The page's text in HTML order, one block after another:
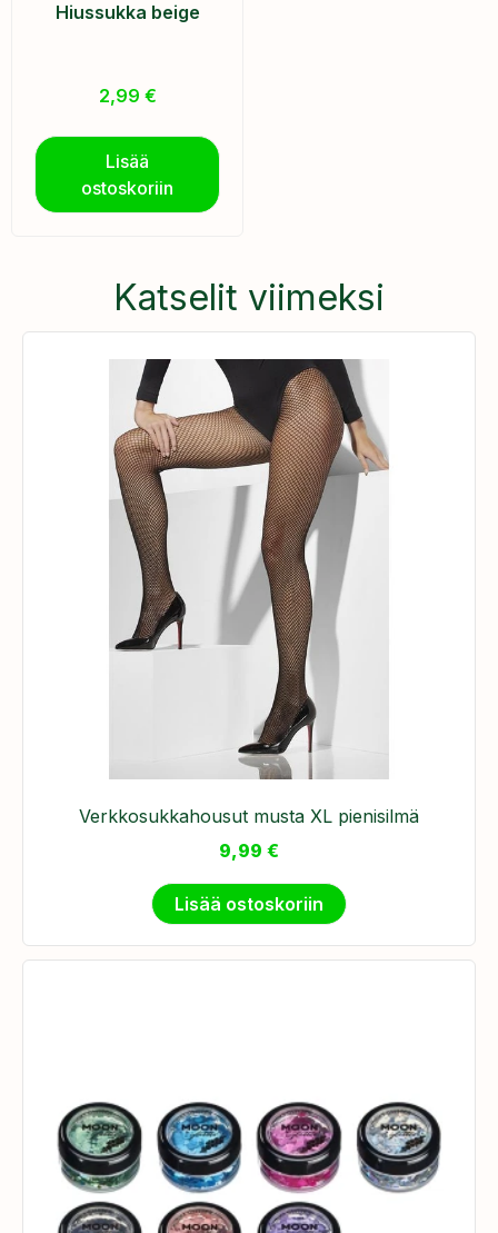
Hiussukka beige
2,99 €
Lisää
ostoskoriin
Katselit viimeksi
Verkkosukkahousut musta XL pienisilmä
9,99 €
Lisää ostoskoriin